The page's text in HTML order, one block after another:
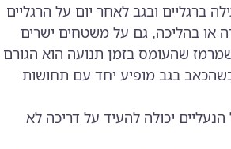
ברגליים ובגב לאחר יום על הרגליים
או בהליכה, גם על משטחים ישרים
שהעומס בזמן תנועה הוא הגורם
בגב מופיע יחד עם תחושות
יכולה להעיד על דריכה לא